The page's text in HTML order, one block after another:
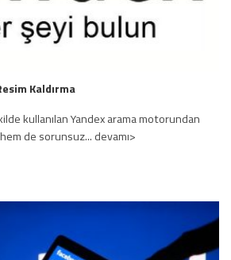
Kaldırma
kullanılan Yandex arama motorundan
de sorunsuz... devamı>